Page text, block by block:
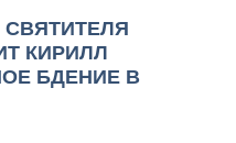
КИРИЛЛ
БДЕНИЕ В